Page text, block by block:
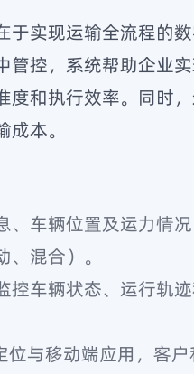
实现运输全流程的
管控，系统帮助企业
度和执行效率。同时
本。
、车辆位置及运力情
混合）。
控车辆状态、运行轨
与移动端应用，客